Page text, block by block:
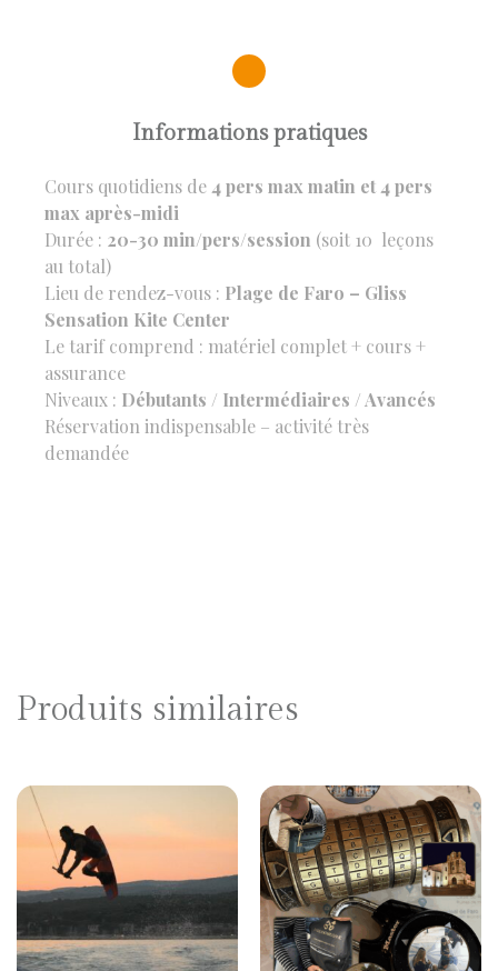
Informations pratiques
Cours quotidiens de4 pers max matin et 4 pers
max après-midi
Durée : 20-30 min/pers/session (soit 10 leçons
au total)
Lieu de rendez-vous : Plage de Faro – Gliss
Sensation Kite Center
Le tarif comprend : matériel complet + cours +
assurance
Niveaux : Débutants / Intermédiaires / Avancés
Réservation indispensable – activité très
demandée
Produits similaires